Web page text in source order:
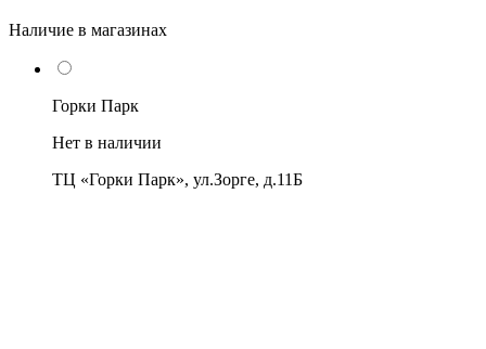
Наличие в магазинах
Горки Парк
Нет в наличии
ТЦ «Горки Парк», ул.Зорге, д.11Б